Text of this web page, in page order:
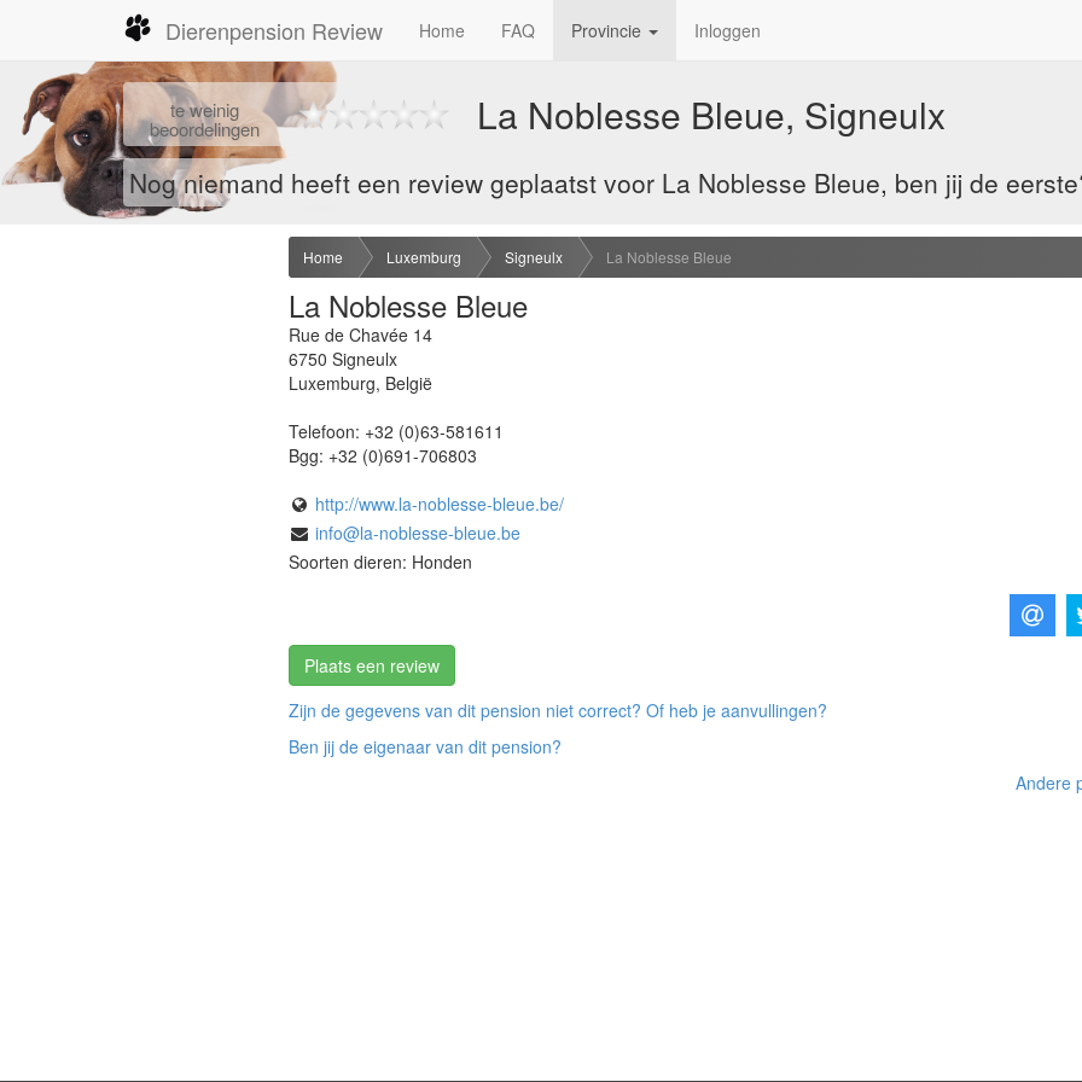
Dierenpension Review Home FAQ Provincie Inloggen
teweinig
beoordelingen La Noblesse Bleue, Signeulx
Nog niemand heeft een review geplaatst voor La Noblesse Bleue, ben jij de
Home Luxemburg Signeulx La Noblesse Bleue
La Noblesse Bleue
Rue de Chavée 14
6750 Signeulx
Luxemburg, België
Telefoon: +32 (0)63-581611
Bgg: +32 (0)691-706803
http://www.la-noblesse-bleue.be/
info@la-noblesse-bleue.be
Soorten dieren: Honden
Plaats een review
Zijn de gegevens van dit pension niet correct? Of heb je aanvullingen?
Ben jij de eigenaar van dit pension?
Andere